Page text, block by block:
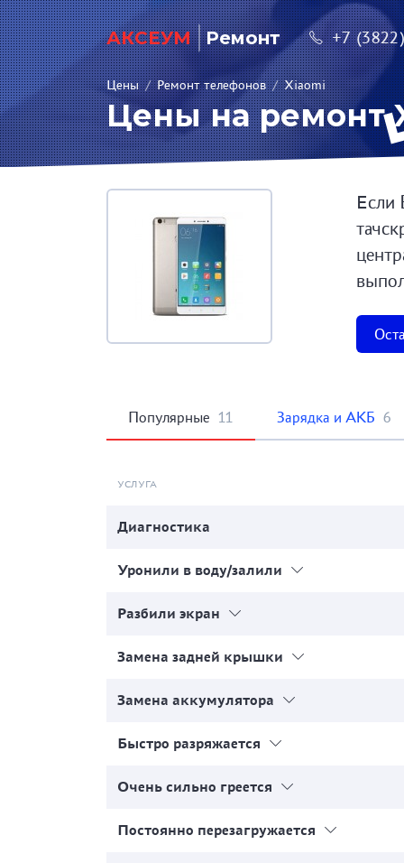
АКСЕУМ Ремонт +7
Цены / Ремонт телефонов / Xiaomi
Цены на ремонт
Если
Популярные 11 Зарядка и АКБ 6
УСЛУГА
Диагностика
Уронили в воду/залили
Разбили экран
Замена задней крышки
Замена аккумулятора
Быстро разряжается
Очень сильно греется
Постоянно перезагружается